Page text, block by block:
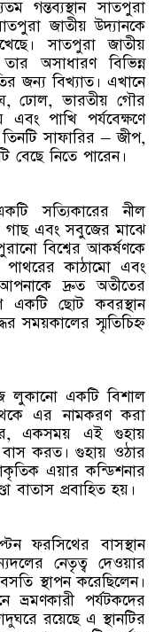
গন্তব্যস্থান সাতপুরা
জাতীয় উদ্যানকে
সাতপুরা জাতীয়
অসাধারণ বিভিন্ন
জন্য বিখ্যাত। এখানে
ঢোল, ভারতীয় গৌর
পাখি পর্যবেক্ষণে
সাফারির – জীপ,
নিতে পারেন।
সত্যিকারের নীল
গাছ এবং সবুজের মাঝে
বিশ্বের আকর্ষণকে
কাঠামো এবং
দ্রুত অতীতের
একটি ছোট কবরস্থান
সময়কালের স্মৃতিচিহ্ন
লুকানো একটি বিশাল
এর নামকরণ করা
একসময় এই গুহায়
বাস করত। গুহায় ওঠার
এয়ার কন্ডিশনার
বাতাস প্রবাহিত হয়।
ফরসিথের বাসস্থান
নেতৃত্ব দেওয়ার
স্থাপন করেছিলেন।
পর্যটকদের
রয়েছে এ স্থানটির